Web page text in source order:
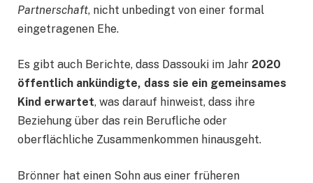
Partnerschaft, nicht unbedingt von einer formal
eingetragenen Ehe.
Es gibt auch Berichte, dass Dassouki im Jahr 2020
öffentlich ankündigte, dass sie ein gemeinsames
Kind erwartet, was darauf hinweist, dass ihre
Beziehung über das rein Berufliche oder
oberflächliche Zusammenkommen hinausgeht.
Brönner hat einen Sohn aus einer früheren